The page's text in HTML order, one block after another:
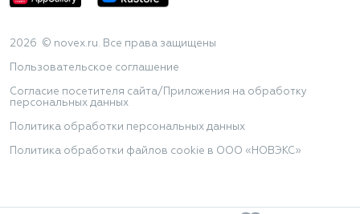
2026 © novex.ru. Все права защищены
Пользовательское соглашение
Согласие посетителя сайта/Приложения на обработку
персональных данных
Политика обработки персональных данных
Политика обработки файлов cookie в ООО «НОВЭКС»